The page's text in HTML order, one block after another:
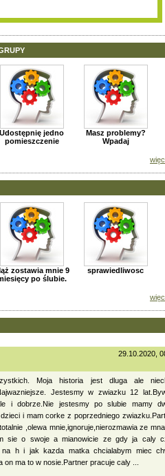
Udostępnię jedno
pomieszczenie
Masz problemy?
Wpadaj
zostawia mnie 9
po ślubie.
sprawiedliwosc
29.10.2020,
Moja historia jest dluga ale
Jestesmy w zwiazku 12
i dobrze.Nie jestesmy po slubie mamy
i mam corke z poprzedniego
,olewa mnie,ignoruje,nierozmawia ze
sie o swoje a mianowicie ze gdy ja caly
h i jak kazda matka chcialabym miec
ma to w nosie.Partner pracuje caly ...